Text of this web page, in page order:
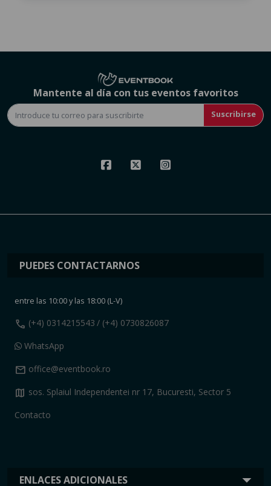
Mantente al día con tus eventos favoritos
Suscribirse
ENLACES ADICIONALES
PUEDES CONTACTARNOS
entre las 10:00 y las 18:00 (L-V)
call (+4) 0314215543 / (+4) 0730826087
WhatsApp
mail office@eventbook.ro
map sos. Splaiul Independentei nr 17, Bucuresti, Sector 5
Contacto